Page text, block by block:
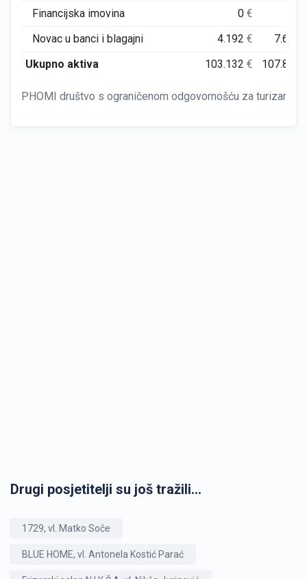
Financijska imovina
0€
Novac u banci i blagajni
4.192€ 7.624
Ukupno aktiva
103.132€ 107.859
PHOMI društvo s ograničenom odgovornošću za turizam,
Drugi posjetitelji su još tražili...
1729, vl. Matko Soče
BLUE HOME, vl. Antonela Kostić Parać